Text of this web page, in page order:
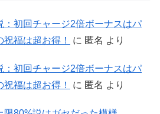
：初回チャージ2倍ボーナスはパ
福は超お得！
に 匿名 より
：初回チャージ2倍ボーナスはパ
福は超お得！
に 匿名 より